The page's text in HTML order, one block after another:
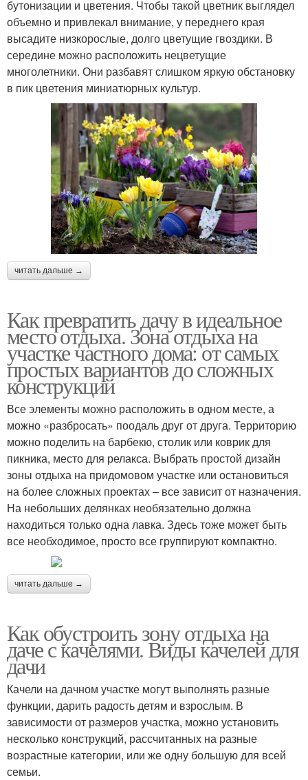
бутонизации и цветения. Чтобы такой цветник выглядел
объемно и привлекал внимание, у переднего края
высадите низкорослые, долго цветущие гвоздики. В
середине можно расположить нецветущие
многолетники. Они разбавят слишком яркую обстановку
в пик цветения миниатюрных культур.
читать дальше →
Как превратить дачу в идеальное
место отдыха. Зона отдыха на
участке частного дома: от самых
простых вариантов до сложных
конструкций
Все элементы можно расположить в одном месте, а
можно «разбросать» поодаль друг от друга. Территорию
можно поделить на барбекю, столик или коврик для
пикника, место для релакса. Выбрать простой дизайн
зоны отдыха на придомовом участке или остановиться
на более сложных проектах – все зависит от назначения.
На небольших делянках необязательно должна
находиться только одна лавка. Здесь тоже может быть
все необходимое, просто все группируют компактно.
читать дальше →
Как обустроить зону отдыха на
даче с качелями. Виды качелей для
дачи
Качели на дачном участке могут выполнять разные
функции, дарить радость детям и взрослым. В
зависимости от размеров участка, можно установить
несколько конструкций, рассчитанных на разные
возрастные категории, или же одну большую для всей
семьи.